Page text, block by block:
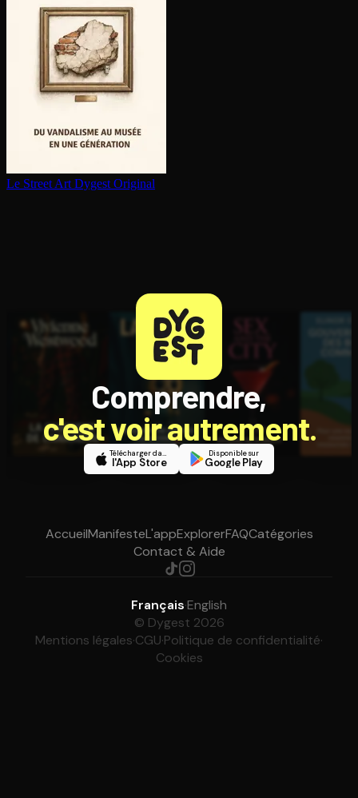
Le Street Art Dygest Original
Comprendre,
c'est voir autrement.
Télécharger dans
l'App Store
Disponible sur
Google Play
AccueilManifesteL'appExplorerFAQCatégories
Contact & Aide
Français·English
© Dygest 2026
Mentions légales·CGU·Politique de confidentialité·
Cookies